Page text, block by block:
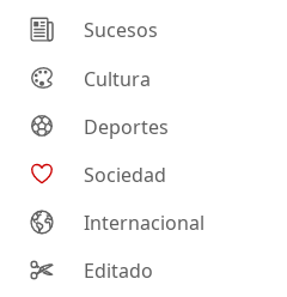
Sucesos
Cultura
Deportes
Sociedad
Internacional
Editado